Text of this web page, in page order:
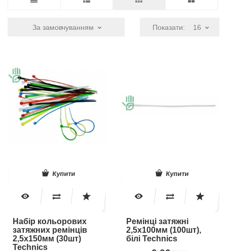
За замовчуванням Показати: 16
Купити
Набір кольорових
затяжних ремінців
2,5х150мм (30шт)
Technics
Купити
Ремінці затяжні
2,5х100мм (100шт),
білі Technics